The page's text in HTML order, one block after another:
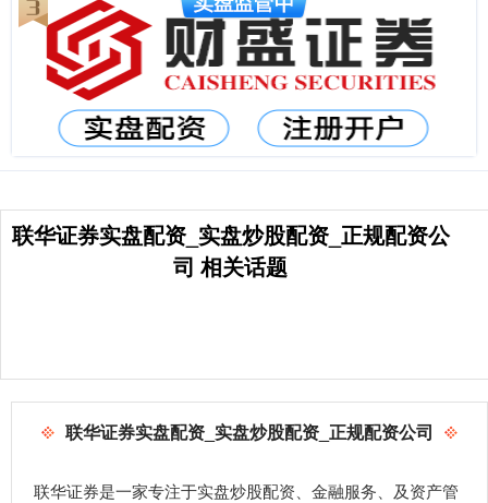
联华证券实盘配资_实盘炒股配资_正规配资公
司 相关话题
联华证券实盘配资_实盘炒股配资_正规配资公司
联华证券是一家专注于实盘炒股配资、金融服务、及资产管